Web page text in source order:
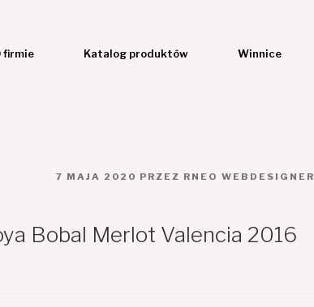
firmie Katalog produktów Winnice
OPUBLIKOWANE
7 MAJA 2020 PRZEZ RNEO WEBDESIGNER
Bobal Merlot Valencia 2016